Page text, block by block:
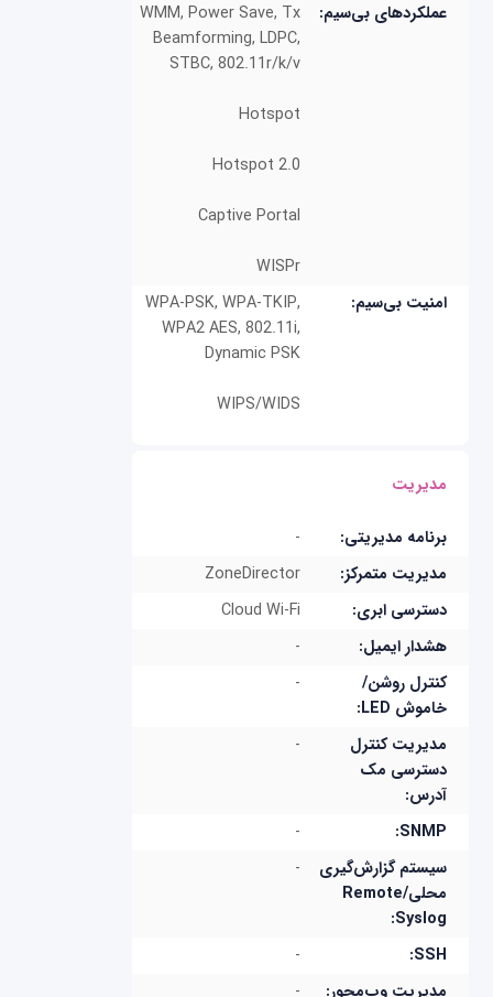
عملکردهای بی‌سیم:
WMM, Power Save, Tx
Beamforming, LDPC,
STBC, 802.11r/k/v
Hotspot
Hotspot 2.0
Captive Portal
WISPr
امنیت بی‌سیم:
WPA-PSK, WPA-TKIP,
WPA2 AES, 802.11i,
Dynamic PSK
WIPS/WIDS
مدیریت
برنامه مدیریتی:
-
مدیریت متمرکز:
ZoneDirector
دسترسی ابری:
Cloud Wi-Fi
هشدار ایمیل:
-
کنترل روشن/
خاموش LED:
-
مدیریت کنترل
دسترسی مک
آدرس:
-
SNMP:
-
سیستم گزارش‌گیری
محلی/Remote
Syslog:
-
SSH:
-